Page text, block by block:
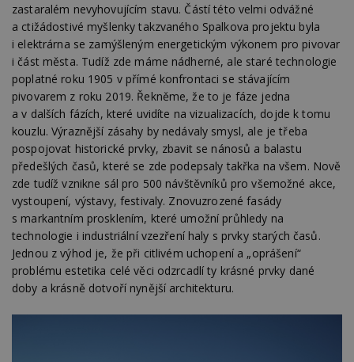
zastaralém nevyhovujícím stavu. Částí této velmi odvážné
a ctižádostivé myšlenky takzvaného Spalkova projektu byla
i elektrárna se zamýšleným energetickým výkonem pro pivovar
i část města. Tudíž zde máme nádherné, ale staré technologie
poplatné roku 1905 v přímé konfrontaci se stávajícím
pivovarem z roku 2019. Řekněme, že to je fáze jedna
a v dalších fázích, které uvidíte na vizualizacích, dojde k tomu
kouzlu. Výraznější zásahy by nedávaly smysl, ale je třeba
pospojovat historické prvky, zbavit se nánosů a balastu
předešlých časů, které se zde podepsaly takřka na všem. Nově
zde tudíž vznikne sál pro 500 návštěvníků pro všemožné akce,
vystoupení, výstavy, festivaly. Znovuzrozené fasády
s markantním prosklením, které umožní průhledy na
technologie i industriální vzezření haly s prvky starých časů.
Jednou z výhod je, že při citlivém uchopení a „oprášení“
problému estetika celé věci odzrcadlí ty krásné prvky dané
doby a krásně dotvoří nynější architekturu.